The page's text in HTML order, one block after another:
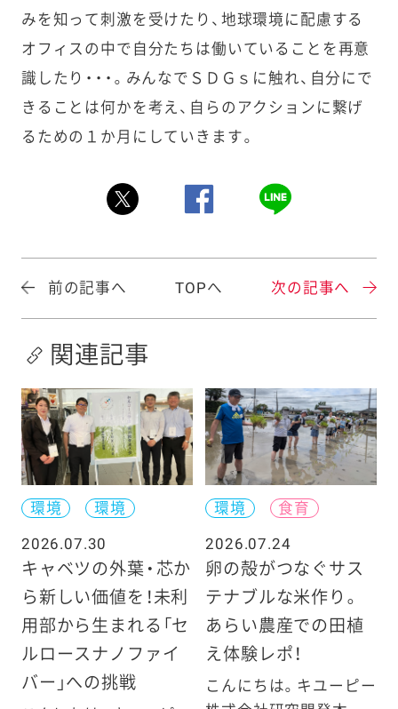
みを知って刺激を受けたり、地球環境に配慮する
オフィスの中で自分たちは働いていることを再意
識したり・・・。みんなでＳＤＧｓに触れ、自分にで
きることは何かを考え、自らのアクションに繋げ
るための１か月にしていきます。
前の記事へ TOPへ 次の記事へ
関連記事
環境
環境
2026.07.30
キャベツの外葉・芯か
ら新しい価値を！未利
用部から生まれる「セ
ルロースナノファイ
バー」への挑戦
環境
食育
2026.07.24
卵の殻がつなぐサス
テナブルな米作り。
あらい農産での田植
え体験レポ！
こんにちは。キユーピー